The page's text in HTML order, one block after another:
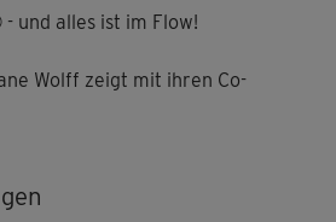
und alles ist im Flow!
Wolff zeigt mit ihren Co-
auf mittlerem Niveau,